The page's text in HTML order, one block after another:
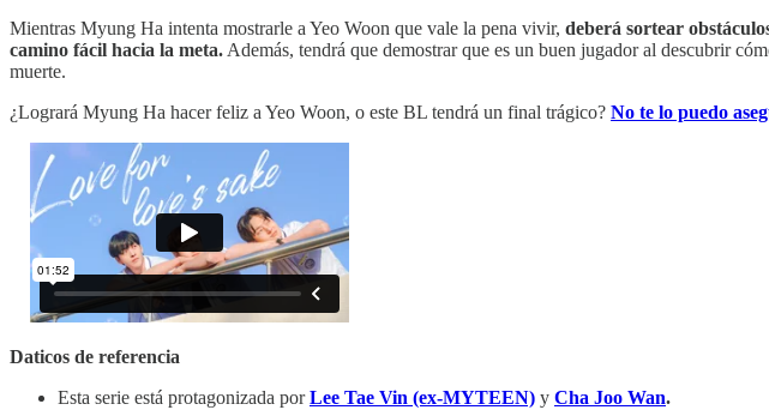
Mientras Myung Ha intenta mostrarle a Yeo Woon que vale la pena vivir, deberá sortear
camino fácil hacia la meta. Además, tendrá que demostrar que es un buen jugador al descubrir
muerte.
¿Logrará Myung Ha hacer feliz a Yeo Woon, o este BL tendrá un final trágico? No te lo puedo
Daticos de referencia
Esta serie está protagonizada porLee Tae Vin (ex-MYTEEN) y Cha Joo Wan.